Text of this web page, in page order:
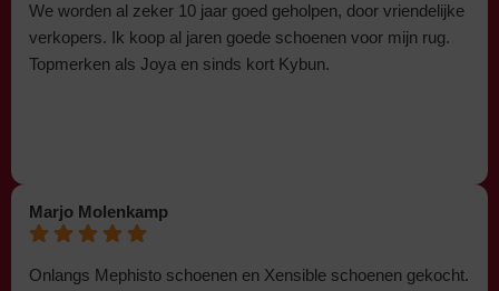
We worden al zeker 10 jaar goed geholpen, door vriendelijke
verkopers. Ik koop al jaren goede schoenen voor mijn rug.
Topmerken als Joya en sinds kort Kybun.
Marjo Molenkamp
Onlangs Mephisto schoenen en Xensible schoenen gekocht.